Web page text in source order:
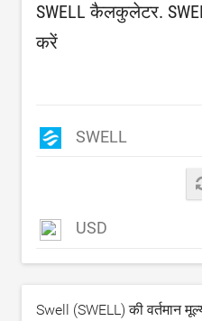
SWELL कैलकुलेटर.
करें
SWELL
USD
Swell (SWELL) की वर्तमान